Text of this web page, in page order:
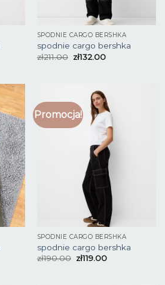
SPODNIE CARGO BERSHKA
spodnie cargo bershka
zł211.00 zł132.00
Promocja!
SPODNIE CARGO BERSHKA
spodnie cargo bershka
zł190.00 zł119.00